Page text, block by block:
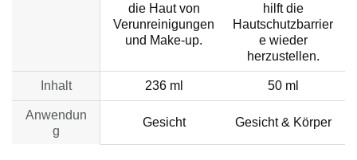
die Haut von
Verunreinigungen
und Make-up.
hilft die
Hautschutzbarrier
e wieder
herzustellen.
Inhalt 236 ml 50 ml
Anwendun
g
Gesicht Gesicht & Körper